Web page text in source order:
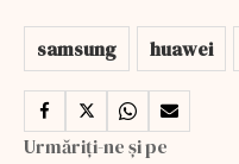
samsung huawei
Urmăriți-ne și pe